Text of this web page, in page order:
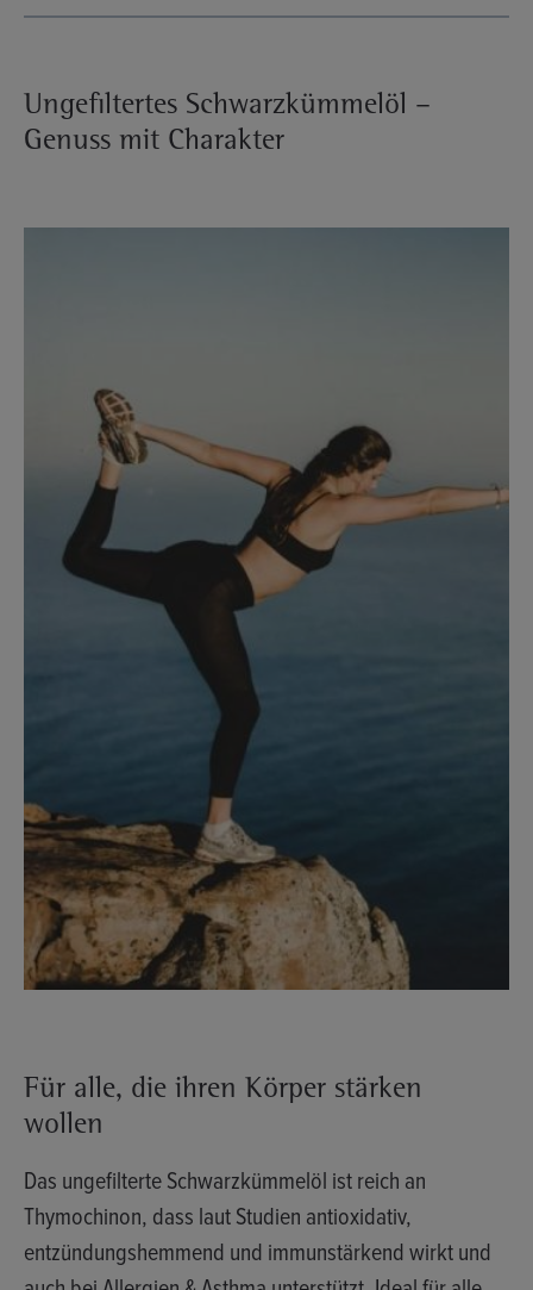
Ungefiltertes Schwarzkümmelöl –
Genuss mit Charakter
Für alle, die ihren Körper stärken
wollen
Das ungefilterte Schwarzkümmelöl ist reich an
Thymochinon, dass laut Studien antioxidativ,
entzündungshemmend und immunstärkend wirkt und